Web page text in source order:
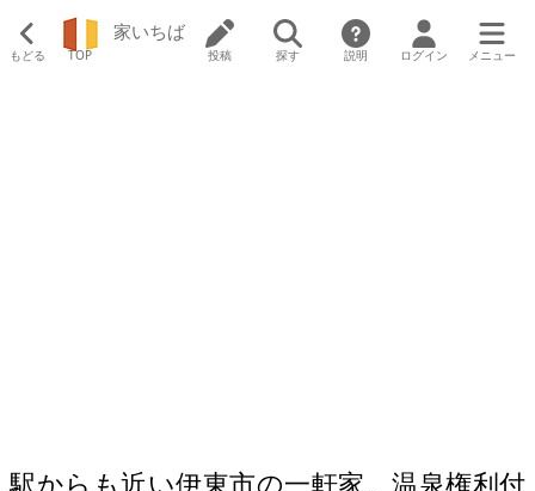
もどる TOP
家いちば
投稿 探す 説明 ログイン メニュー
駅からも近い伊東市の一軒家、温泉権利付